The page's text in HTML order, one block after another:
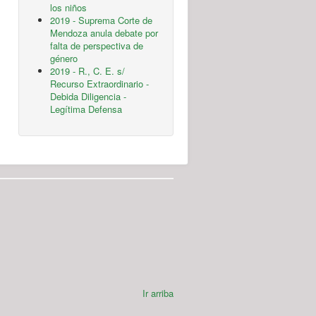
los niños
2019 - Suprema Corte de
Mendoza anula debate por
falta de perspectiva de
género
2019 - R., C. E. s/
Recurso Extraordinario -
Debida Diligencia -
Legítima Defensa
Ir arriba